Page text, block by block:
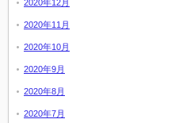
2020年12月
2020年11月
2020年10月
2020年9月
2020年8月
2020年7月